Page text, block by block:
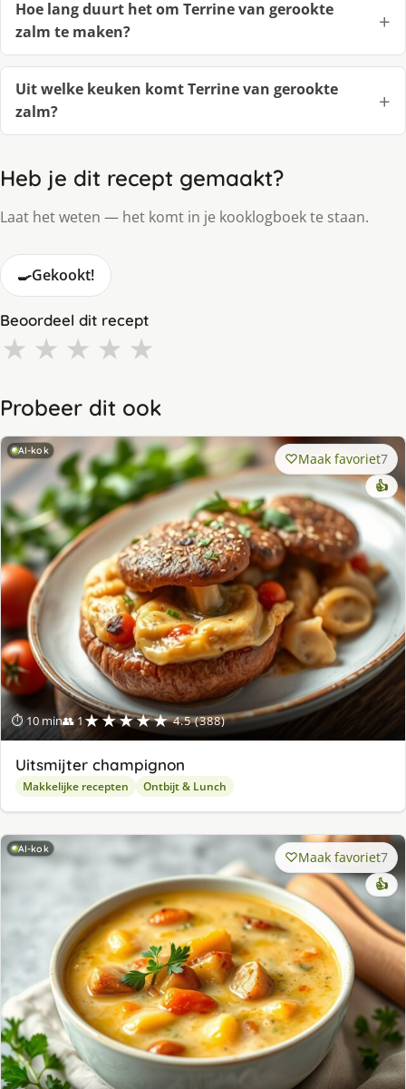
Hoe lang duurt het om Terrine van gerookte
zalm te maken?
Uit welke keuken komt Terrine van gerookte
zalm?
Heb je dit recept gemaakt?
Laat het weten — het komt in je kooklogboek te staan.
🍳Gekookt!
Beoordeel dit recept
★ ★ ★ ★ ★
Probeer dit ook
AI-kok
⏱ 10 min👥 1★★★★★ 4.5 (388)
Maak favoriet7
👍
Uitsmijter champignon
Makkelijke recepten Ontbijt & Lunch
AI-kok Maak favoriet7
👍